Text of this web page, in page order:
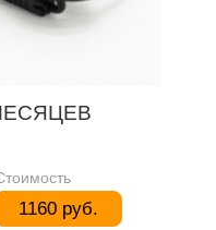
1160 руб.